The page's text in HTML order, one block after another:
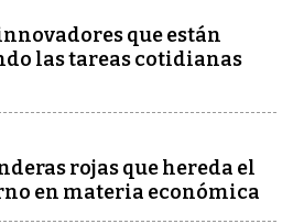
que están
las tareas cotidianas
rojas que hereda el
en materia económica